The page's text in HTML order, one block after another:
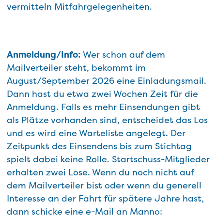
vermitteln Mitfahrgelegenheiten.
Anmeldung/Info: Wer schon auf dem
Mailverteiler steht, bekommt im
August/September 2026 eine Einladungsmail.
Dann hast du etwa zwei Wochen Zeit für die
Anmeldung. Falls es mehr Einsendungen gibt
als Plätze vorhanden sind, entscheidet das Los
und es wird eine Warteliste angelegt. Der
Zeitpunkt des Einsendens bis zum Stichtag
spielt dabei keine Rolle. Startschuss-Mitglieder
erhalten zwei Lose. Wenn du noch nicht auf
dem Mailverteiler bist oder wenn du generell
Interesse an der Fahrt für spätere Jahre hast,
dann schicke eine e-Mail an Manno: